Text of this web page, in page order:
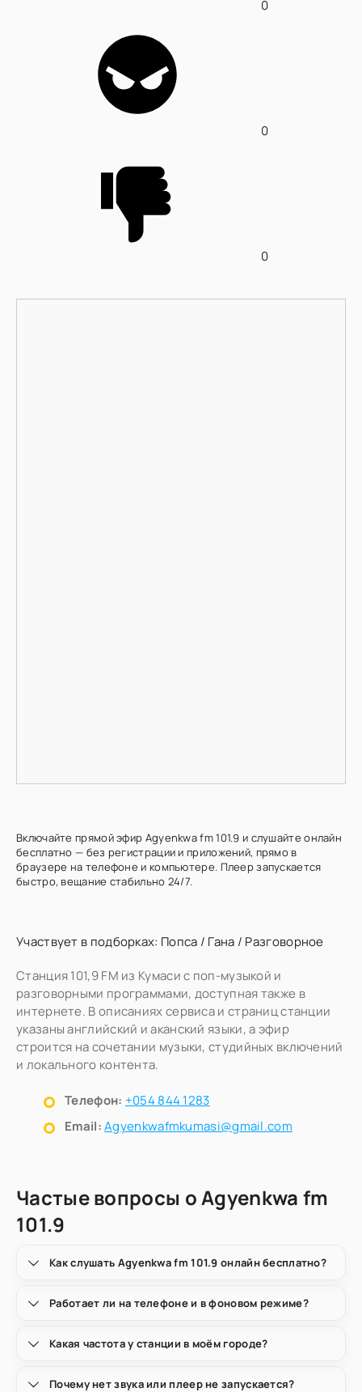
0
0
0
Включайте прямой эфир Agyenkwa fm 101.9 и слушайте онлайн
бесплатно — без регистрации и приложений, прямо в
браузере на телефоне и компьютере. Плеер запускается
быстро, вещание стабильно 24/7.
Участвует в подборках: Попса / Гана / Разговорное
Станция 101,9 FM из Кумаси с поп-музыкой и
разговорными программами, доступная также в
интернете. В описаниях сервиса и страниц станции
указаны английский и аканский языки, а эфир
строится на сочетании музыки, студийных включений
и локального контента.
Телефон: +054 844 1283
Email:Agyenkwafmkumasi@gmail.com
Частые вопросы о Agyenkwa fm
101.9
Как слушать Agyenkwa fm 101.9 онлайн бесплатно?
Работает ли на телефоне и в фоновом режиме?
Какая частота у станции в моём городе?
Почему нет звука или плеер не запускается?